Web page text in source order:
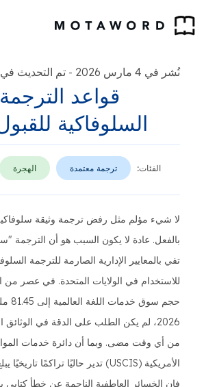
نُشر في 4 مارس 2026 - تم التحديث في 9 مارس 2026
قواعد
السلوفاكية
الفئات: ترجمة معتمدة الهجرة
لا شيء مؤلم مثل رفض ترجمة وثيقة سلوفاكية
بالفعل. عادة لا يكون السبب هو أن الترجمة
تفي بالمعايير الإدارية الصارمة للترجمة
للاستخدام في الولايات المتحدة. في عصر من
حجم
2026، لم يكن الطلب على الدقة في الوثائق
من أي وقت مضى. وبما أن دائرة خدمات
فإن الخسائر العاطفية الناجمة عن خطأ